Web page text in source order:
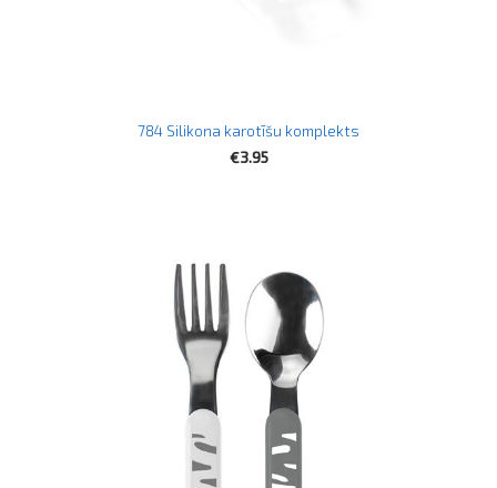
784 Silikona karotīšu komplekts
€3.95